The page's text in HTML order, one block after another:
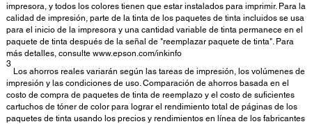
impresora, y todos los colores tienen que estar instalados para imprimir. Para la
calidad de impresión, parte de la tinta de los paquetes de tinta incluidos se usa
para el inicio de la impresora y una cantidad variable de tinta permanece en el
paquete de tinta después de la señal de "reemplazar paquete de tinta". Para
más detalles, consulte www.epson.com/inkinfo
3
Los ahorros reales variarán según las tareas de impresión, los volúmenes de
impresión y las condiciones de uso. Comparación de ahorros basada en el
costo de compra de paquetes de tinta de reemplazo y el costo de suficientes
cartuchos de tóner de color para lograr el rendimiento total de páginas de los
paquetes de tinta usando los precios y rendimientos en línea de los fabricantes